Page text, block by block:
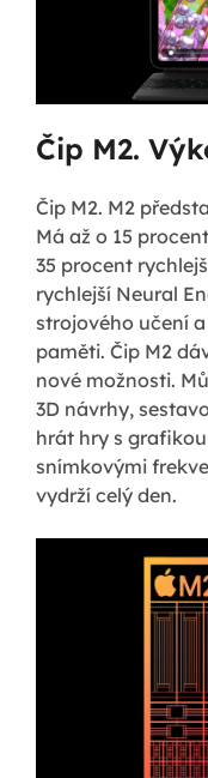
Čip M2.
Čip M2. M2
Má až o 15
35 procent
rychlejší Neural
strojového učení
paměti. Čip M2
nové možnosti.
3D návrhy,
hrát hry s
snímkovými
vydrží celý den.